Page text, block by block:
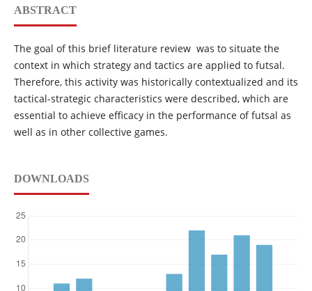
ABSTRACT
The goal of this brief literature review was to situate the
context in which strategy and tactics are applied to futsal.
Therefore, this activity was historically contextualized and its
tactical-strategic characteristics were described, which are
essential to achieve efficacy in the performance of futsal as
well as in other collective games.
DOWNLOADS